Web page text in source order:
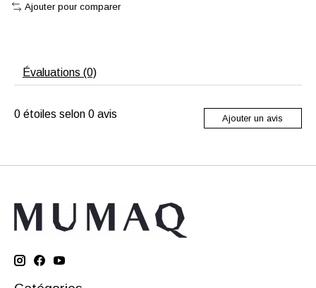
Ajouter pour comparer
Évaluations (0)
0 étoiles selon 0 avis Ajouter un avis